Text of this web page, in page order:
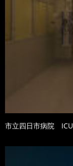
市立四日市病院 ICU